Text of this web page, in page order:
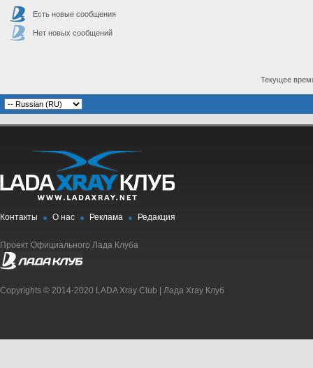
Есть новые сообщения
Нет новых сообщений
Текущее
Контакты О нас Реклама Редакция
Проект Официального Лада Клуба
Copyrights © 2014-2020 LADA Xray Club | Лада Xray Клуб